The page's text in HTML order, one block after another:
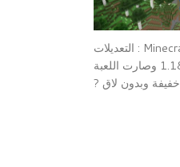
Minecraft 1.18 21w38a : التعديلات
الجدبدة على تحديث 1.18 وصارت اللعبة
خفيفة وبدون لاق ?